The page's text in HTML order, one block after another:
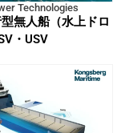
Technologies
無人船（水上ドロ
・USV